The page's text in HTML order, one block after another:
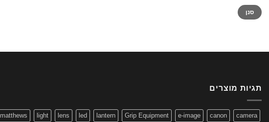
מחיר
מינימלי
מחיר
מקסימלי
סנן
תגיות מוצרים
camera
canon
e-image
Grip Equipment
lantern
led
lens
light
matthews